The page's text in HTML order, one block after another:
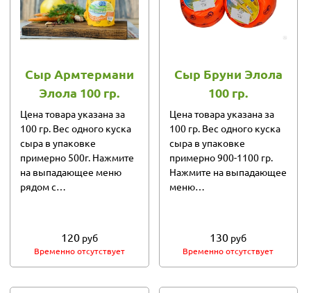
Сыр Армтермани
Элола 100 гр.
Цена товара указана за
100 гр. Вес одного куска
сыра в упаковке
примерно 500г. Нажмите
на выпадающее меню
рядом с…
120 руб
Временно отсутствует
Сыр Бруни Элола
100 гр.
Цена товара указана за
100 гр. Вес одного куска
сыра в упаковке
примерно 900-1100 гр.
Нажмите на выпадающее
меню…
130 руб
Временно отсутствует